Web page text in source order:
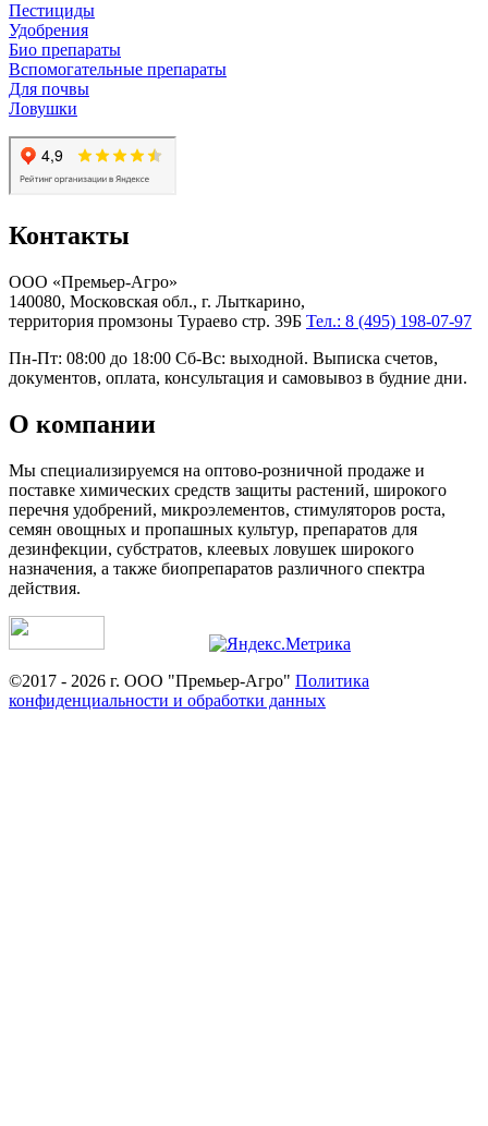
Пестициды
Удобрения
Био препараты
Вспомогательные препараты
Для почвы
Ловушки
Контакты
ООО «Премьер-Агро»
140080, Московская обл., г. Лыткарино,
территория промзоны Тураево стр. 39Б Тел.: 8 (495) 198-07-97
Пн-Пт: 08:00 до 18:00 Сб-Вс: выходной. Выписка счетов,
документов, оплата, консультация и самовывоз в будние дни.
О компании
Мы специализируемся на оптово-розничной продаже и
поставке химических средств защиты растений, широкого
перечня удобрений, микроэлементов, стимуляторов роста,
семян овощных и пропашных культур, препаратов для
дезинфекции, субстратов, клеевых ловушек широкого
назначения, а также биопрепаратов различного спектра
действия.
©2017 - 2026 г. ООО "Премьер-Агро" Политика
конфиденциальности и обработки данных